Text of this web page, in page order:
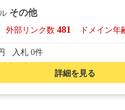
詳細を見る
その他
外部リンク数 481 ドメイン年
入札 0件